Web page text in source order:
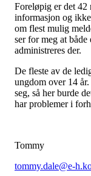
Foreløpig er det 42
informasjon og
om flest mulig
ser for meg at
administreres der.
De fleste av de
ungdom over 14
seg, så her burde
har problemer i
Tommy
tommy.dale@e-